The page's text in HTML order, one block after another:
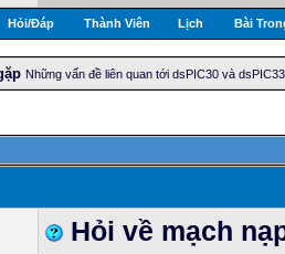
Hỏi/Ðáp Thành Viên Lịch Bài
Những vấn đề liên quan tới dsPIC30 và
Hỏi về mạch